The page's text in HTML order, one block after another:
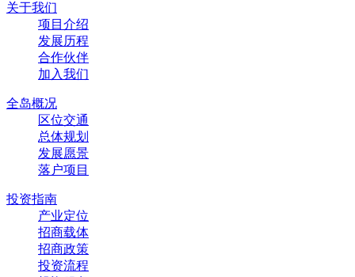
关于我们
项目介绍
发展历程
合作伙伴
加入我们
全岛概况
区位交通
总体规划
发展愿景
落户项目
投资指南
产业定位
招商载体
招商政策
投资流程